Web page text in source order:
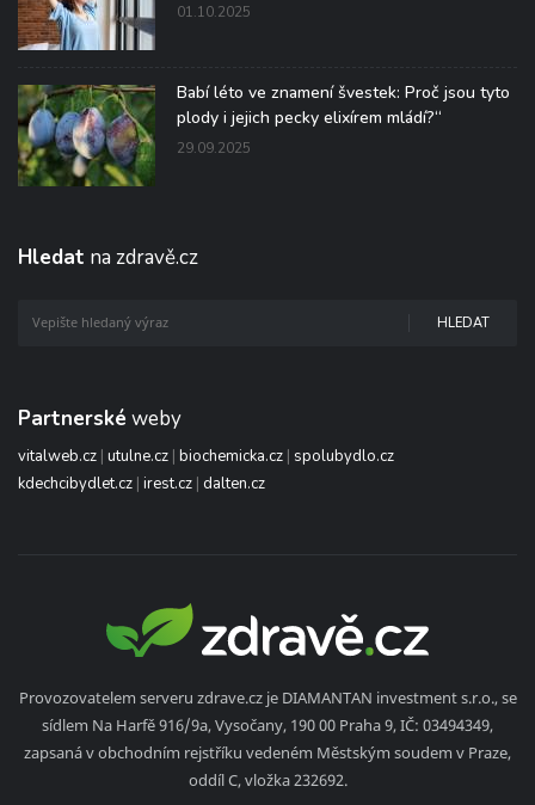
01.10.2025
Babí léto ve znamení švestek: Proč jsou tyto
plody i jejich pecky elixírem mládí?“
29.09.2025
Hledat na zdravě.cz
HLEDAT
Partnerské weby
vitalweb.cz | utulne.cz | biochemicka.cz | spolubydlo.cz
kdechcibydlet.cz | irest.cz | dalten.cz
Provozovatelem serveru zdrave.cz je DIAMANTAN investment s.r.o., se
sídlem Na Harfě 916/9a, Vysočany, 190 00 Praha 9, IČ: 03494349,
zapsaná v obchodním rejstříku vedeném Městským soudem v Praze,
oddíl C, vložka 232692.